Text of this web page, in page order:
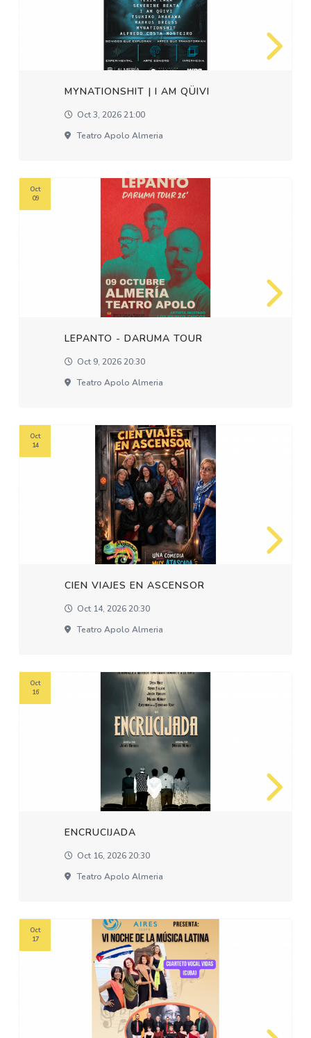
MYNATIONSHIT | I AM QÜIVI
Oct 3, 2026 21:00
Teatro Apolo Almeria
LEPANTO - DARUMA TOUR
Oct 9, 2026 20:30
Teatro Apolo Almeria
Oct
09
CIEN VIAJES EN ASCENSOR
Oct 14, 2026 20:30
Teatro Apolo Almeria
Oct
14
ENCRUCIJADA
Oct 16, 2026 20:30
Teatro Apolo Almeria
Oct
16
Oct
17